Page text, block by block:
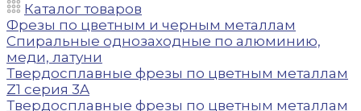
Каталог товаров
Фрезы по цветным и черным металлам
Спиральные однозаходные по алюминию,
меди, латуни
Твердосплавные фрезы по цветным металлам
Z1 серия 3A
Твердосплавные фрезы по цветным металлам